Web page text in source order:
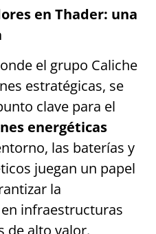
en Thader: una
el grupo Caliche
estratégicas, se
clave para el
energéticas
las baterías y
juegan un papel
la
infraestructuras